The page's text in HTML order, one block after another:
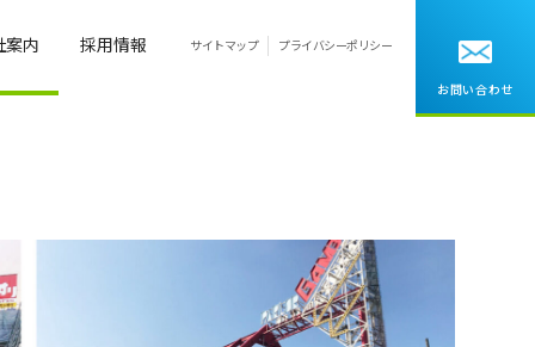
案内 採用情報 サイトマップ プライバシーポリシー
お問い合わせ